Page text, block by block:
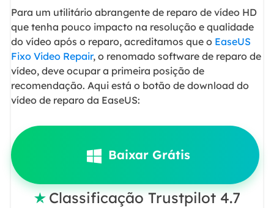
Para um utilitário abrangente de reparo de vídeo HD
que tenha pouco impacto na resolução e qualidade
do vídeo após o reparo, acreditamos que o EaseUS
Fixo Video Repair, o renomado software de reparo de
vídeo, deve ocupar a primeira posição de
recomendação. Aqui está o botão de download do
vídeo de reparo da EaseUS:
Baixar Grátis
 Classificação Trustpilot 4.7